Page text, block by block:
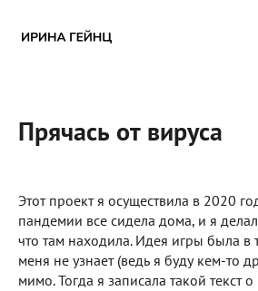
Прячась от вируса
Этот проект я осуществила в 2020
пандемии все сидела дома, и я
что там находила. Идея игры была в
меня не узнает (ведь я буду кем-то
мимо. Тогда я записала такой текст